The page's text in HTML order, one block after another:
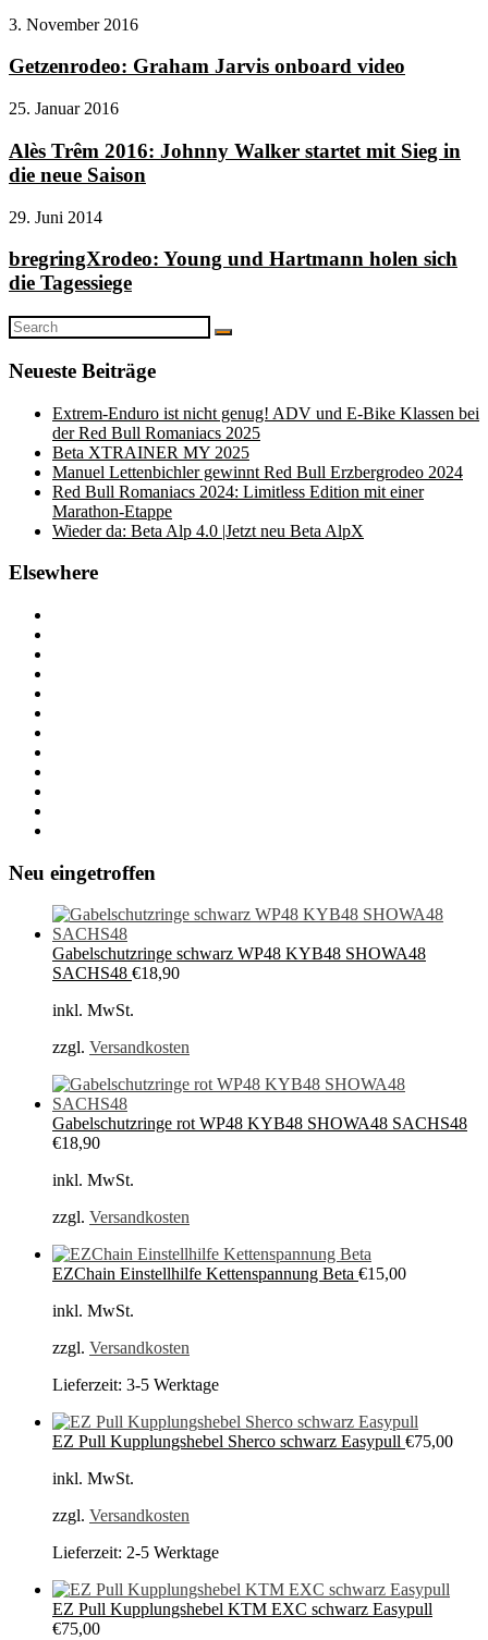
3. November 2016
Getzenrodeo: Graham Jarvis onboard video
25. Januar 2016
Alès Trêm 2016: Johnny Walker startet mit Sieg in
die neue Saison
29. Juni 2014
bregringXrodeo: Young und Hartmann holen sich
die Tagessiege
Search
for:
Search
Neueste Beiträge
Extrem-Enduro ist nicht genug! ADV und E-Bike Klassen bei
der Red Bull Romaniacs 2025
Beta XTRAINER MY 2025
Manuel Lettenbichler gewinnt Red Bull Erzbergrodeo 2024
Red Bull Romaniacs 2024: Limitless Edition mit einer
Marathon-Etappe
Wieder da: Beta Alp 4.0 |Jetzt neu Beta AlpX
Elsewhere
Neu eingetroffen
Gabelschutzringe schwarz WP48 KYB48 SHOWA48
SACHS48 €18,90
inkl. MwSt.
zzgl. Versandkosten
Gabelschutzringe rot WP48 KYB48 SHOWA48 SACHS48
€18,90
inkl. MwSt.
zzgl. Versandkosten
EZChain Einstellhilfe Kettenspannung Beta €15,00
inkl. MwSt.
zzgl. Versandkosten
Lieferzeit: 3-5 Werktage
EZ Pull Kupplungshebel Sherco schwarz Easypull €75,00
inkl. MwSt.
zzgl. Versandkosten
Lieferzeit: 2-5 Werktage
EZ Pull Kupplungshebel KTM EXC schwarz Easypull
€75,00